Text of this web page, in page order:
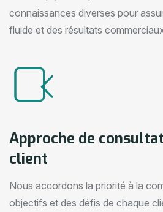
connaissances diverses pour
fluide et des résultats
Approche de
client
Nous accordons la priorité à la
objectifs et des défis de chaque